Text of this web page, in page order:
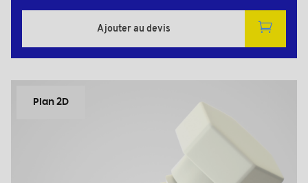
Ajouter au devis
Plan 2D